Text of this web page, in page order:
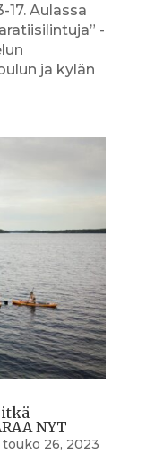
17. Aulassa
-
ja kylän
NYT
touko 26, 2023